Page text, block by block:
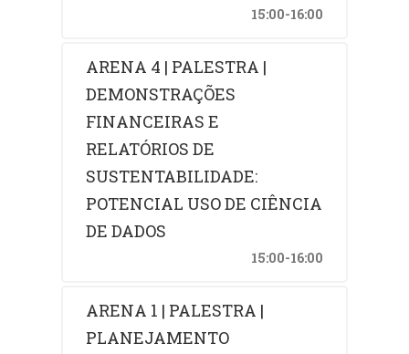
15:00-16:00
ARENA 4 | PALESTRA |
DEMONSTRAÇÕES
FINANCEIRAS E
RELATÓRIOS DE
SUSTENTABILIDADE:
POTENCIAL USO DE CIÊNCIA
DE DADOS
15:00-16:00
ARENA 1 | PALESTRA |
PLANEJAMENTO